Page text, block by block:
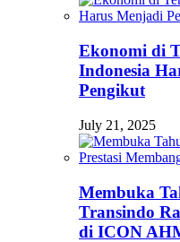
Ekonomi di
Indonesia
Pengikut
July 21, 2025
Membuka
Transindo
di ICON